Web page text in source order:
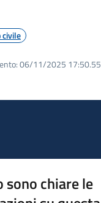
civile
06/11/2025 17:50.55
sono chiare le